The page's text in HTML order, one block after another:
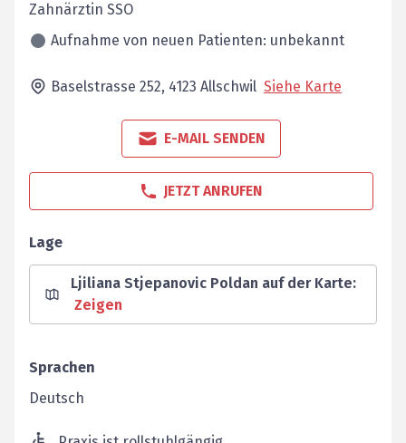
Zahnärztin SSO
Aufnahme von neuen Patienten: unbekannt
Baselstrasse 252, 4123 Allschwil Siehe Karte
E-MAIL SENDEN
JETZT ANRUFEN
Lage
Ljiliana Stjepanovic Poldan auf der Karte:
Zeigen
Sprachen
Deutsch